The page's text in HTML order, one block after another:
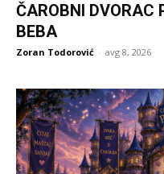
ČAROBNI DVORAC
BEBA
Zoran Todorović - avg 8, 2026